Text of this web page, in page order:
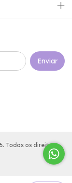
Todos os direitos